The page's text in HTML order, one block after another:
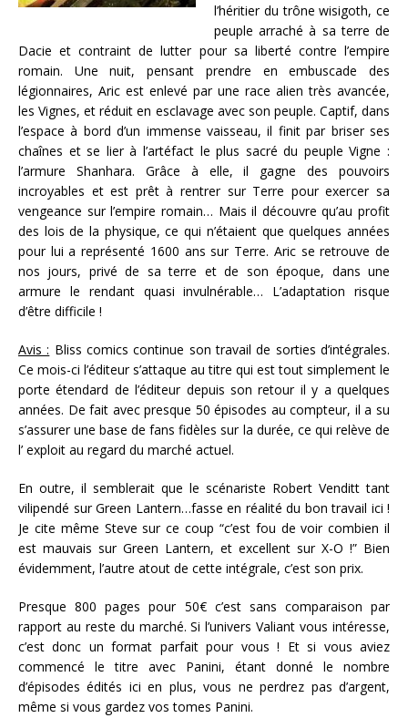
l’héritier du trône wisigoth, ce
peuple arraché à sa terre de
Dacie et contraint de lutter pour sa liberté contre l’empire
romain. Une nuit, pensant prendre en embuscade des
légionnaires, Aric est enlevé par une race alien très avancée,
les Vignes, et réduit en esclavage avec son peuple. Captif, dans
l’espace à bord d’un immense vaisseau, il finit par briser ses
chaînes et se lier à l’artéfact le plus sacré du peuple Vigne :
l’armure Shanhara. Grâce à elle, il gagne des pouvoirs
incroyables et est prêt à rentrer sur Terre pour exercer sa
vengeance sur l’empire romain… Mais il découvre qu’au profit
des lois de la physique, ce qui n’étaient que quelques années
pour lui a représenté 1600 ans sur Terre. Aric se retrouve de
nos jours, privé de sa terre et de son époque, dans une
armure le rendant quasi invulnérable… L’adaptation risque
d’être difficile !
Avis : Bliss comics continue son travail de sorties d’intégrales.
Ce mois-ci l’éditeur s’attaque au titre qui est tout simplement le
porte étendard de l’éditeur depuis son retour il y a quelques
années. De fait avec presque 50 épisodes au compteur, il a su
s’assurer une base de fans fidèles sur la durée, ce qui relève de
l’ exploit au regard du marché actuel.
En outre, il semblerait que le scénariste Robert Venditt tant
vilipendé sur Green Lantern…fasse en réalité du bon travail ici !
Je cite même Steve sur ce coup “c’est fou de voir combien il
est mauvais sur Green Lantern, et excellent sur X-O !” Bien
évidemment, l’autre atout de cette intégrale, c’est son prix.
Presque 800 pages pour 50€ c’est sans comparaison par
rapport au reste du marché. Si l’univers Valiant vous intéresse,
c’est donc un format parfait pour vous ! Et si vous aviez
commencé le titre avec Panini, étant donné le nombre
d’épisodes édités ici en plus, vous ne perdrez pas d’argent,
même si vous gardez vos tomes Panini.